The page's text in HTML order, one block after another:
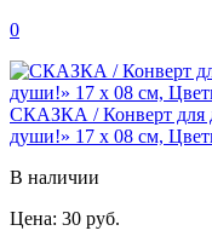
0
СКАЗКА / Конверт для
души!» 17 х 08 см,
В наличии
Цена: 30 руб.